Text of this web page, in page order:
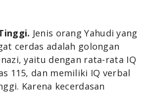
Jenis orang Yahudi yang
cerdas adalah golongan
yaitu dengan rata-rata IQ
115, dan memiliki IQ verbal
Karena kecerdasan